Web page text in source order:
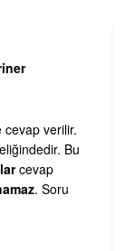
cevap verilir.
Bu
cevap
. Soru